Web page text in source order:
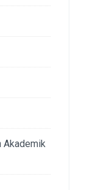
Akademik